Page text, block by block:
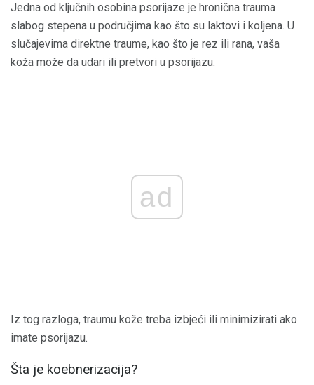
Jedna od ključnih osobina psorijaze je hronična trauma
slabog stepena u područjima kao što su laktovi i koljena. U
slučajevima direktne traume, kao što je rez ili rana, vaša
koža može da udari ili pretvori u psorijazu.
ad
Iz tog razloga, traumu kože treba izbjeći ili minimizirati ako
imate psorijazu.
Šta je koebnerizacija?